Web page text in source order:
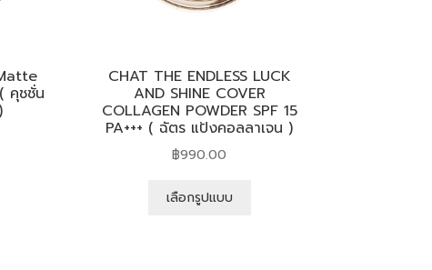
คุชชั่น
CHAT THE ENDLESS LUCK
AND SHINE COVER
COLLAGEN POWDER SPF 15
PA+++ ( ฉัตร แป้งคอลลาเจน )
฿990.00
เลือกรูปแบบ